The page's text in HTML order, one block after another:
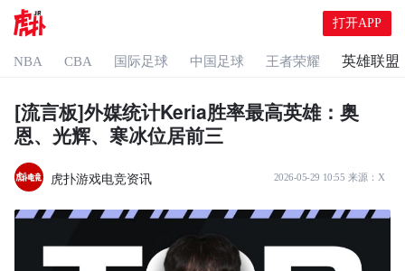
打开APP
NBA CBA 国际足球 中国足球 王者荣耀 英雄联盟
[流言板]外媒统计Keria胜率最高英雄：奥
恩、光辉、寒冰位居前三
虎扑游戏电竞资讯 2026-05-29 10:55 来源： X